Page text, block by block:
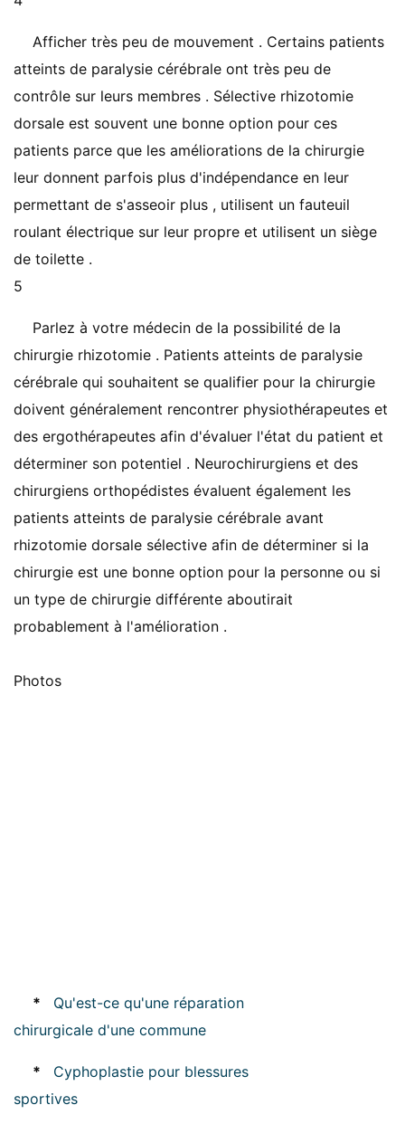
Afficher très peu de mouvement . Certains patients
atteints de paralysie cérébrale ont très peu de
contrôle sur leurs membres . Sélective rhizotomie
dorsale est souvent une bonne option pour ces
patients parce que les améliorations de la chirurgie
leur donnent parfois plus d'indépendance en leur
permettant de s'asseoir plus , utilisent un fauteuil
roulant électrique sur leur propre et utilisent un siège
de toilette .
5
Parlez à votre médecin de la possibilité de la
chirurgie rhizotomie . Patients atteints de paralysie
cérébrale qui souhaitent se qualifier pour la chirurgie
doivent généralement rencontrer physiothérapeutes et
des ergothérapeutes afin d'évaluer l'état du patient et
déterminer son potentiel . Neurochirurgiens et des
chirurgiens orthopédistes évaluent également les
patients atteints de paralysie cérébrale avant
rhizotomie dorsale sélective afin de déterminer si la
chirurgie est une bonne option pour la personne ou si
un type de chirurgie différente aboutirait
probablement à l'amélioration .
Photos
*
Qu'est-ce qu'une réparation
chirurgicale d'une commune
*
Cyphoplastie pour blessures
sportives